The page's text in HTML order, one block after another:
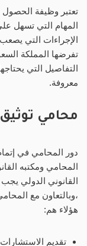
تعتبر وظيفة
المهام التي تسهل
الإجراءات التي
تفرضها المملكة
التفاصيل التي
معروفة.
محامي
دور المحامي في
المحامي ومكتبه
القانوني الدولي
،وبالتعاون مع
هؤلاء هم:
تقديم